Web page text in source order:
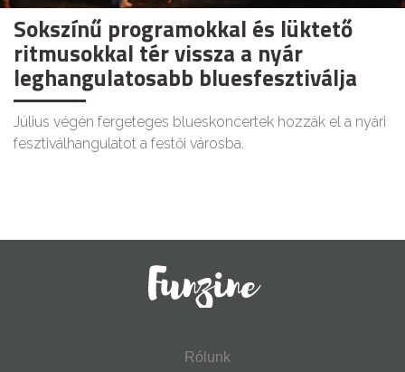
Sokszínű programokkal és lüktető
ritmusokkal tér vissza a nyár
leghangulatosabb bluesfesztiválja
Július végén fergeteges blueskoncertek hozzák el a nyári
fesztiválhangulatot a festői városba.
Rólunk